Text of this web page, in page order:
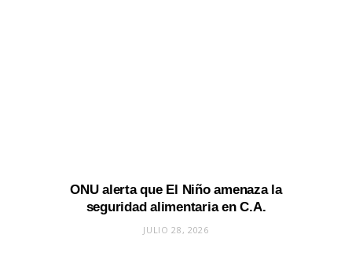
ONU alerta que El Niño amenaza la
seguridad alimentaria en C.A.
JULIO 28, 2026